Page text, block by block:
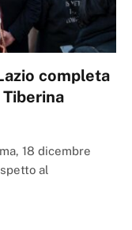
completa
18 dicembre
al